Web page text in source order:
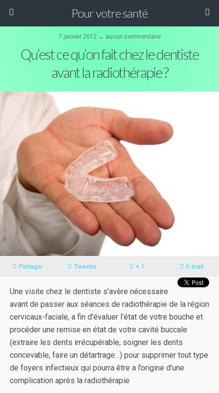
Pour votre santé
7 janvier 2012 ↔ aucun commentaire
Qu’est ce qu’on fait chez le dentiste
avant la radiothérapie ?
Partager Tweeter + 1 E-mail
Une visite chez le dentiste s’avère nécessaire
avant de passer aux séances de radiothérapie de la région
cervicaux-faciale, a fin d’évaluer l’état de votre bouche et
procéder une remise en état de votre cavité buccale
(extraire les dents irrécupérable, soigner les dents
concevable, faire un détartrage…) pour supprimer tout type
de foyers infectieux qui pourra être a l’origine d’une
complication après la radiothérapie